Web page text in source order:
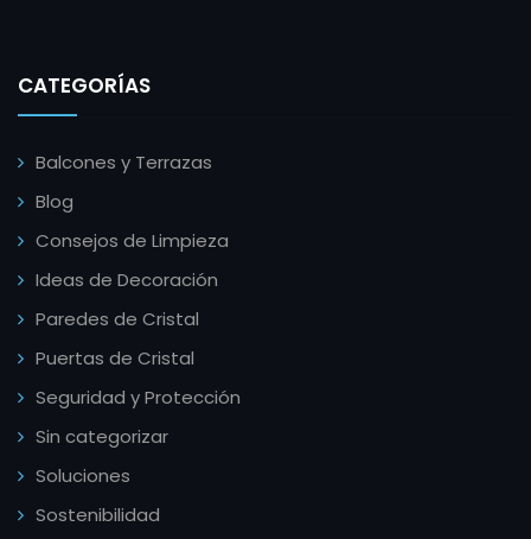
CATEGORÍAS
Balcones y Terrazas
Blog
Consejos de Limpieza
Ideas de Decoración
Paredes de Cristal
Puertas de Cristal
Seguridad y Protección
Sin categorizar
Soluciones
Sostenibilidad